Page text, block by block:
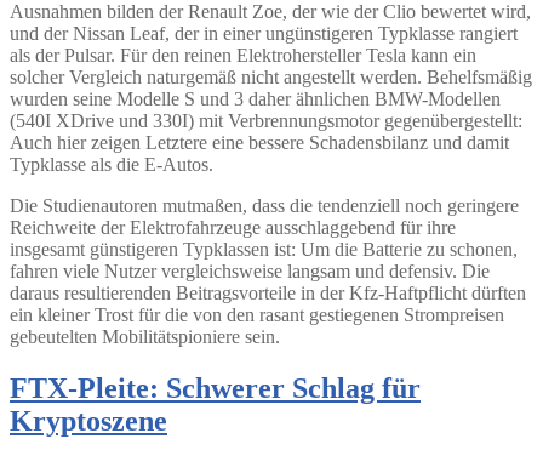
Ausnahmen bilden der Renault Zoe, der wie der Clio bewertet wird,
und der Nissan Leaf, der in einer ungünstigeren Typklasse rangiert
als der Pulsar. Für den reinen Elektrohersteller Tesla kann ein
solcher Vergleich naturgemäß nicht angestellt werden. Behelfsmäßig
wurden seine Modelle S und 3 daher ähnlichen BMW-Modellen
(540I XDrive und 330I) mit Verbrennungsmotor gegenübergestellt:
Auch hier zeigen Letztere eine bessere Schadensbilanz und damit
Typklasse als die E-Autos.
Die Studienautoren mutmaßen, dass die tendenziell noch geringere
Reichweite der Elektrofahrzeuge ausschlaggebend für ihre
insgesamt günstigeren Typklassen ist: Um die Batterie zu schonen,
fahren viele Nutzer vergleichsweise langsam und defensiv. Die
daraus resultierenden Beitragsvorteile in der Kfz-Haftpflicht dürften
ein kleiner Trost für die von den rasant gestiegenen Strompreisen
gebeutelten Mobilitätspioniere sein.
FTX-Pleite: Schwerer Schlag für
Kryptoszene